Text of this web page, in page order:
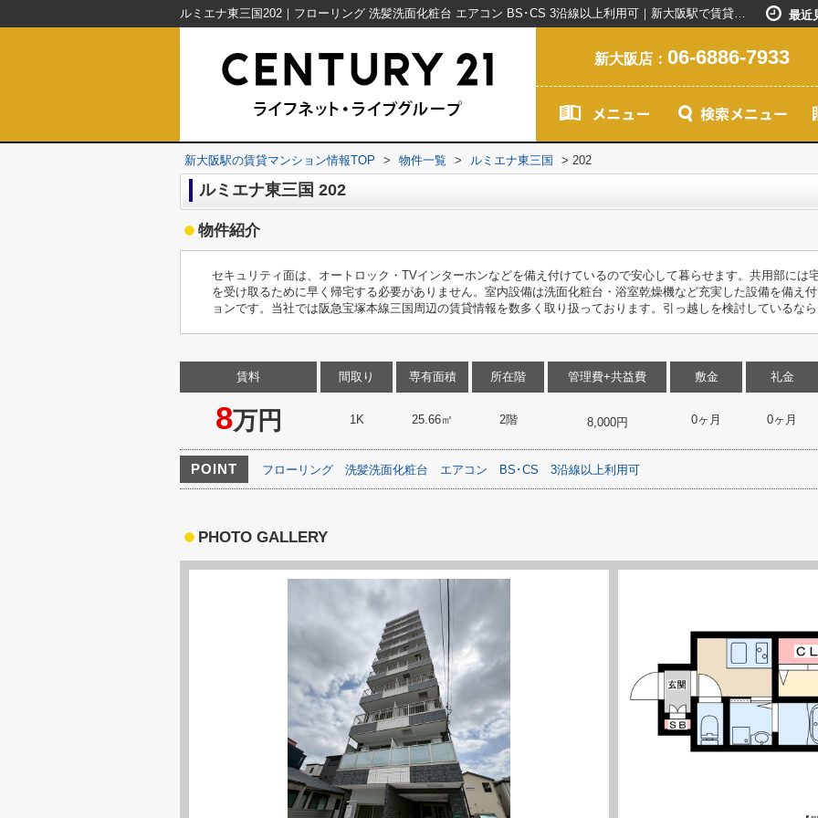
ルミエナ東三国202｜フローリング 洗髪洗面化粧台 エアコン BS･CS 3沿線以上利用可｜新大阪駅で賃貸マンションを探すなら創業20年以上のセンチュリー21ライフネット・ライブグループ 最近
新大阪店： 06-6886-7933
新大阪駅の賃貸マンション情報TOP > 物件一覧 > ルミエナ東三国 > 202
ルミエナ東三国 202
物件紹介
セキュリティ面は、オートロック・TVインターホンなどを備え付けているので安心して暮らせます。共用部には
を受け取るために早く帰宅する必要がありません。室内設備は洗面化粧台・浴室乾燥機など充実した設備を備え
ョンです。当社では阪急宝塚本線三国周辺の賃貸情報を数多く取り扱っております。引っ越しを検討しているな
賃料
8万円
間取り
1K
専有面積
25.66㎡
所在階
2階
管理費+共益費
8,000円
敷金
0ヶ月
礼金
0ヶ月
POINT フローリング 洗髪洗面化粧台 エアコン BS･CS 3沿線以上利用可
PHOTO GALLERY